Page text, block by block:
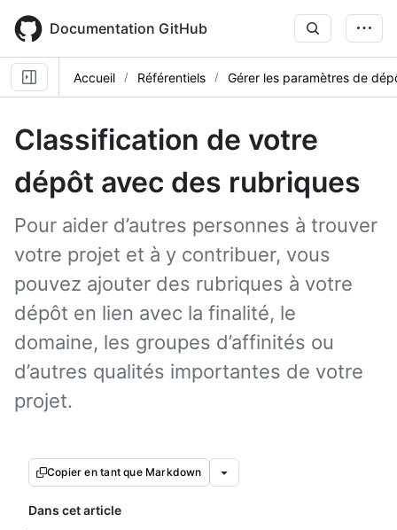
main
content
Documentation GitHub
Accueil Référentiels Gérer les paramètres de
Classification de votre
dépôt avec des rubriques
Pour aider d’autres personnes à trouver
votre projet et à y contribuer, vous
pouvez ajouter des rubriques à votre
dépôt en lien avec la finalité, le
domaine, les groupes d’affinités ou
d’autres qualités importantes de votre
projet.
Copier en tant que Markdown
Dans cet article